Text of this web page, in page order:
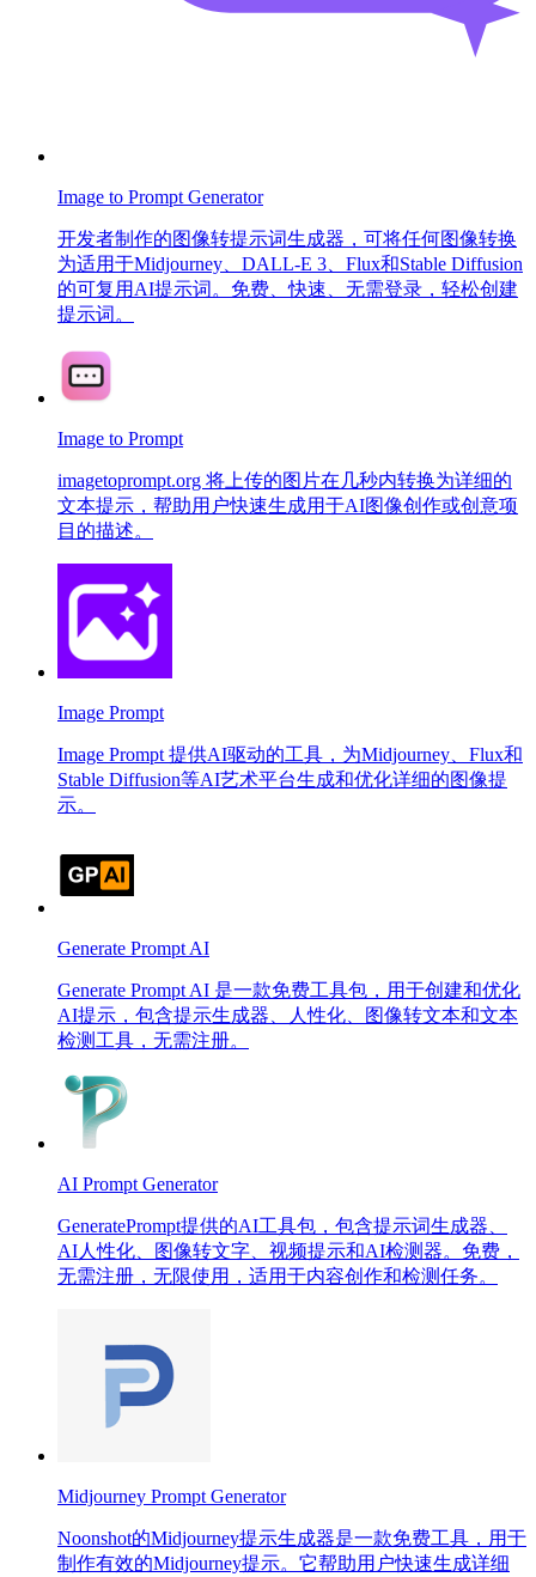
Image to Prompt Generator
开发者制作的图像转提示词生成器，可将任何图像转换
为适用于Midjourney、DALL-E 3、Flux和Stable Diffusion
的可复用AI提示词。免费、快速、无需登录，轻松创建
提示词。
Image to Prompt
imagetoprompt.org 将上传的图片在几秒内转换为详细的
文本提示，帮助用户快速生成用于AI图像创作或创意项
目的描述。
Image Prompt
Image Prompt 提供AI驱动的工具，为Midjourney、Flux和
Stable Diffusion等AI艺术平台生成和优化详细的图像提
示。
Generate Prompt AI
Generate Prompt AI 是一款免费工具包，用于创建和优化
AI提示，包含提示生成器、人性化、图像转文本和文本
检测工具，无需注册。
AI Prompt Generator
GeneratePrompt提供的AI工具包，包含提示词生成器、
AI人性化、图像转文字、视频提示和AI检测器。免费，
无需注册，无限使用，适用于内容创作和检测任务。
Midjourney Prompt Generator
Noonshot的Midjourney提示生成器是一款免费工具，用于
制作有效的Midjourney提示。它帮助用户快速生成详细